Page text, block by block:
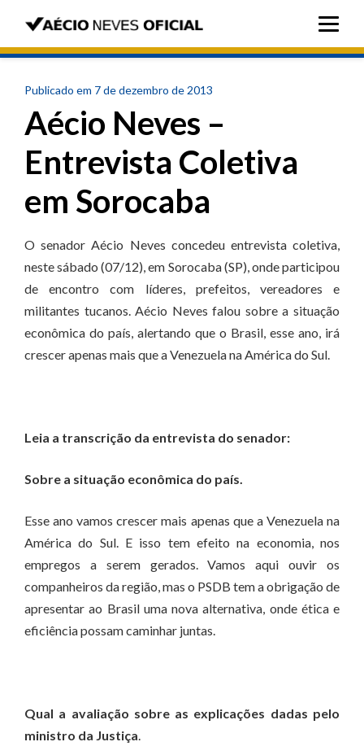
Publicado em 7 de dezembro de 2013
Aécio Neves –
Entrevista Coletiva
em Sorocaba
O senador Aécio Neves concedeu entrevista coletiva,
neste sábado (07/12), em Sorocaba (SP), onde participou
de encontro com líderes, prefeitos, vereadores e
militantes tucanos. Aécio Neves falou sobre a situação
econômica do país, alertando que o Brasil, esse ano, irá
crescer apenas mais que a Venezuela na América do Sul.
Leia a transcrição da entrevista do senador:
Sobre a situação econômica do país.
Esse ano vamos crescer mais apenas que a Venezuela na
América do Sul. E isso tem efeito na economia, nos
empregos a serem gerados. Vamos aqui ouvir os
companheiros da região, mas o PSDB tem a obrigação de
apresentar ao Brasil uma nova alternativa, onde ética e
eficiência possam caminhar juntas.
Qual a avaliação sobre as explicações dadas pelo
ministro da Justiça.